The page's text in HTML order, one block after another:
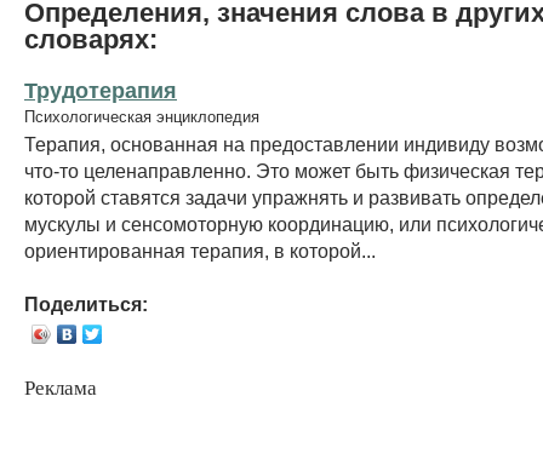
Определения, значения слова в
словарях:
Трудотерапия
Психологическая энциклопедия
Терапия, основанная на предоставлении индивиду
что-то целенаправленно. Это может быть физическая
которой ставятся задачи упражнять и развивать
мускулы и сенсомоторную координацию, или
ориентированная терапия, в которой...
Поделиться:
Реклама